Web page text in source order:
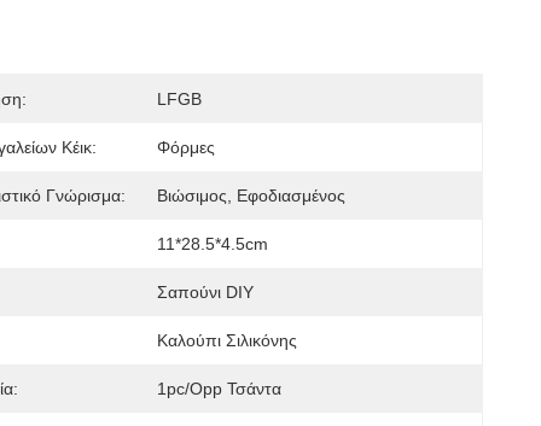
LFGB
Κέικ: Φόρμες
Γνώρισμα: Βιώσιμος, Εφοδιασμένος
11*28.5*4.5cm
Σαπούνι DIY
Καλούπι Σιλικόνης
1pc/opp Τσάντα